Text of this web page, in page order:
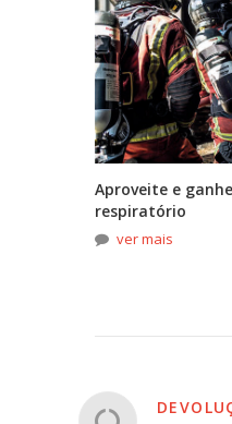
Aproveite e
respiratório
ver mais